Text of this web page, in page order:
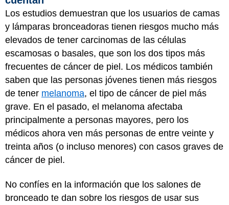
Los estudios demuestran que los usuarios de camas
y lámparas bronceadoras tienen riesgos mucho más
elevados de tener carcinomas de las células
escamosas o basales, que son los dos tipos más
frecuentes de cáncer de piel. Los médicos también
saben que las personas jóvenes tienen más riesgos
de tener melanoma, el tipo de cáncer de piel más
grave. En el pasado, el melanoma afectaba
principalmente a personas mayores, pero los
médicos ahora ven más personas de entre veinte y
treinta años (o incluso menores) con casos graves de
cáncer de piel.
No confíes en la información que los salones de
bronceado te dan sobre los riesgos de usar sus